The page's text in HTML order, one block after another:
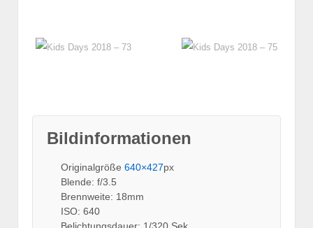
Bildinformationen
Originalgröße 640×427px
Blende: f/3.5
Brennweite: 18mm
ISO: 640